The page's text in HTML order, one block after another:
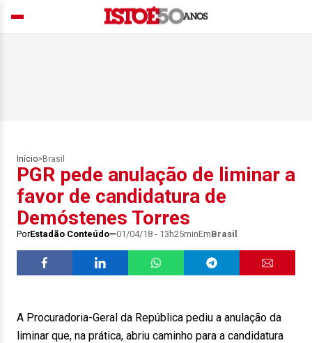
Início> Brasil
PGR pede anulação de liminar a
favor de candidatura de
Demóstenes Torres
PorEstadão Conteúdo 01/04/18 - 13h25minEmBrasil
A Procuradoria-Geral da República pediu a anulação da
liminar que, na prática, abriu caminho para a candidatura